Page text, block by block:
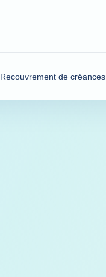
Recouvrement de créances